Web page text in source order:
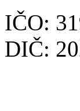
IČO:
DIČ: